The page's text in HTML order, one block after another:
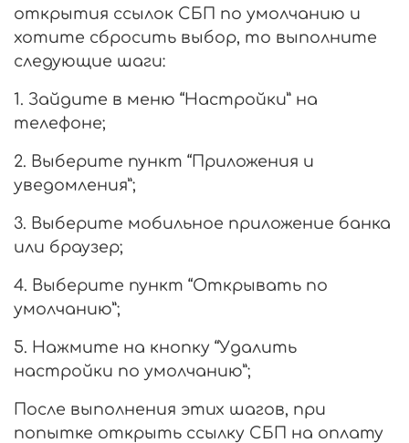
открытия ссылок СБП по умолчанию и
хотите сбросить выбор, то выполните
следующие шаги:
1. Зайдите в меню “Настройки” на
телефоне;
2. Выберите пункт “Приложения и
уведомления”;
3. Выберите мобильное приложение банка
или браузер;
4. Выберите пункт “Открывать по
умолчанию”;
5. Нажмите на кнопку “Удалить
настройки по умолчанию”;
После выполнения этих шагов, при
попытке открыть ссылку СБП на оплату